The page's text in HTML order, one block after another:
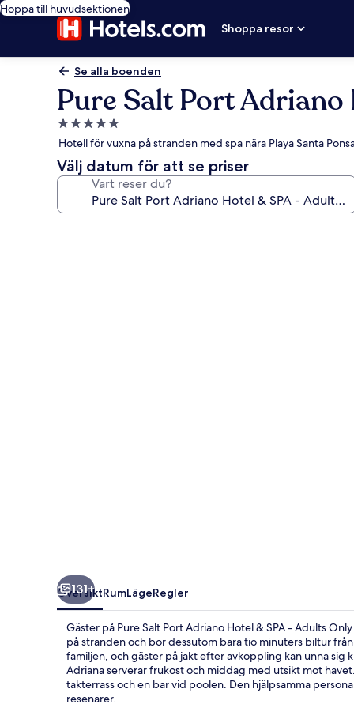
Hoppa till huvudsektionen
Shoppa resor
Se alla boenden
Pure Salt Port
5.0-
stjärnigt
boende
Hotell för vuxna på stranden med spa nära Playa Santa
Välj datum för att se priser
Vart reser du?
131+
ÖversiktRumLägeRegler
Gäster på Pure Salt Port Adriano Hotel & SPA - Adults
på stranden och bor dessutom bara tio minuters biltur
familjen, och gäster på jakt efter avkoppling kan unna sig
Adriana serverar frukost och middag med utsikt mot
takterrass och en bar vid poolen. Den hjälpsamma
resenärer.